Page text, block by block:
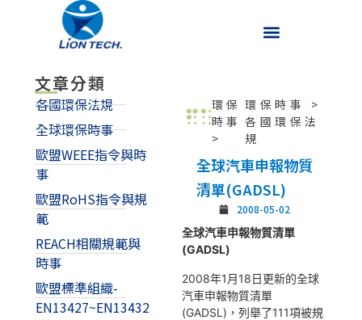
文章分類
各國環保法規
全球環保時事
歐盟WEEE指令與時
事
歐盟RoHS指令與規
範
REACH相關規範與
時事
歐盟標準組織-
EN13427~EN13432
環保
時事
>
環保時事
>
各國環保法
規
全球汽車申報物質
清單(GADSL)
2008-05-02
全球汽車申報物質清單
(GADSL)
2008年1月18日更新的全球
汽車申報物質清單
(GADSL)，列舉了111項被規